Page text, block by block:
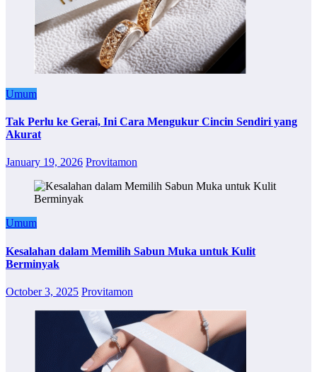
Umum
Tak Perlu ke Gerai, Ini Cara Mengukur Cincin Sendiri yang
Akurat
January 19, 2026 Provitamon
Umum
Kesalahan dalam Memilih Sabun Muka untuk Kulit
Berminyak
October 3, 2025 Provitamon